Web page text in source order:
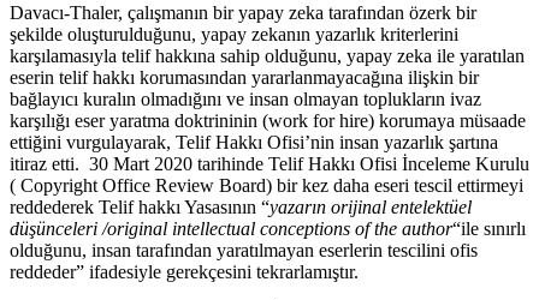
Davacı-Thaler, çalışmanın bir yapay zeka tarafından özerk bir
şekilde oluşturulduğunu, yapay zekanın yazarlık kriterlerini
karşılamasıyla telif hakkına sahip olduğunu, yapay zeka ile yaratılan
eserin telif hakkı korumasından yararlanmayacağına ilişkin bir
bağlayıcı kuralın olmadığını ve insan olmayan toplukların ivaz
karşılığı eser yaratma doktrininin (work for hire) korumaya müsaade
ettiğini vurgulayarak, Telif Hakkı Ofisi’nin insan yazarlık şartına
itiraz etti. 30 Mart 2020 tarihinde Telif Hakkı Ofisi İnceleme Kurulu
( Copyright Office Review Board) bir kez daha eseri tescil ettirmeyi
reddederek Telif hakkı Yasasının “yazarın orijinal entelektüel
düşünceleri /original intellectual conceptions of the author“ile sınırlı
olduğunu, insan tarafından yaratılmayan eserlerin tescilini ofis
reddeder” ifadesiyle gerekçesini tekrarlamıştır.